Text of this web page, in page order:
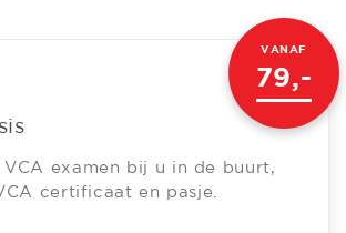
examen bij u in de buurt,
certificaat en pasje.
VANAF
79,-